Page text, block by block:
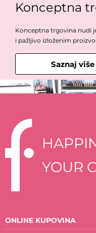
Konceptna
Konceptna trgovina nudi
i pažljivo izloženim
Saznaj više
YOUR
ONLINE KUPOVINA